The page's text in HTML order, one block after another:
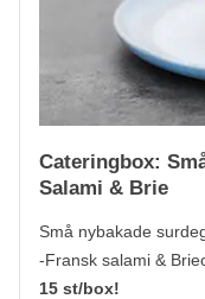
Cateringbox:
Salami & Brie
Små nybakade
-Fransk salami &
15 st/box!